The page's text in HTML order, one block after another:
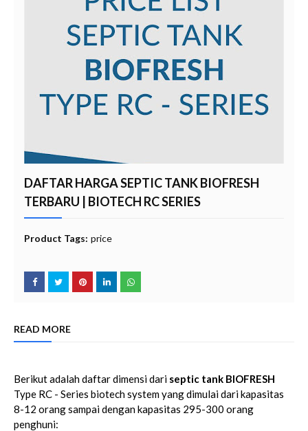
DAFTAR HARGA SEPTIC TANK BIOFRESH
TERBARU | BIOTECH RC SERIES
Product Tags: price
READ MORE
Berikut adalah daftar dimensi dari septic tank BIOFRESH
Type RC - Series biotech system yang dimulai dari kapasitas
8-12 orang sampai dengan kapasitas 295-300 orang
penghuni: